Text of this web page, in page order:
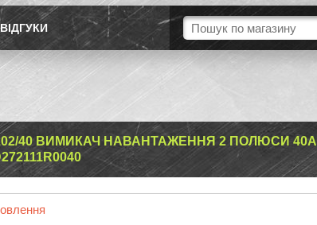
ВІДГУКИ
40 ВИМИКАЧ НАВАНТАЖЕННЯ 2 ПОЛЮСИ 40А